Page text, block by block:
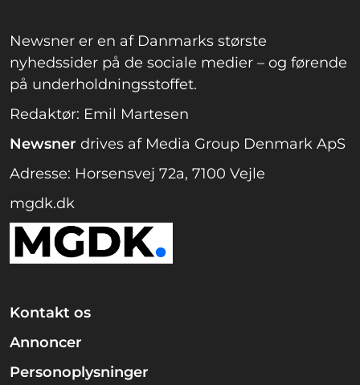
Newsner er en af Danmarks største
nyhedssider på de sociale medier – og førende
på underholdningsstoffet.
Redaktør: Emil Martesen
Newsner drives af Media Group Denmark ApS
Adresse: Horsensvej 72a, 7100 Vejle
mgdk.dk
Kontakt os
Annoncer
Personoplysninger